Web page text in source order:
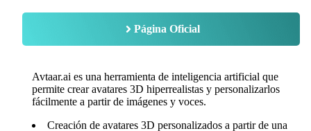
Página Oficial
Avtaar.ai es una herramienta de inteligencia artificial que
permite crear avatares 3D hiperrealistas y personalizarlos
fácilmente a partir de imágenes y voces.
Creación de avatares 3D personalizados a partir de una